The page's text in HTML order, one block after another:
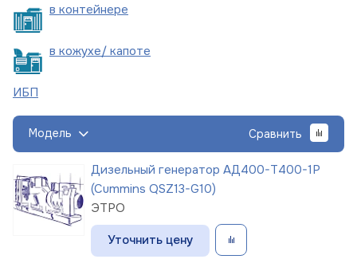
в контейнере
в кожухе/ капоте
ИБП
Модель Сравнить
Дизельный генератор АД400-Т400-1Р
(Cummins QSZ13-G10)
ЭТРО
Уточнить цену